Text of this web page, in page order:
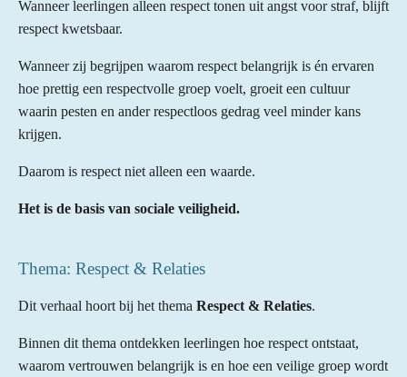
Wanneer leerlingen alleen respect tonen uit angst voor straf, blijft
respect kwetsbaar.
Wanneer zij begrijpen waarom respect belangrijk is én ervaren
hoe prettig een respectvolle groep voelt, groeit een cultuur
waarin pesten en ander respectloos gedrag veel minder kans
krijgen.
Daarom is respect niet alleen een waarde.
Het is de basis van sociale veiligheid.
Thema: Respect & Relaties
Dit verhaal hoort bij het thema Respect & Relaties.
Binnen dit thema ontdekken leerlingen hoe respect ontstaat,
waarom vertrouwen belangrijk is en hoe een veilige groep wordt